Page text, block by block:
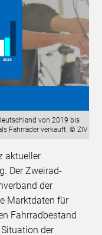
von 2019 bis
Fahrräder verkauft. © ZIV
aktueller
Der Zweirad-
der
Marktdaten für
Fahrradbestand
der